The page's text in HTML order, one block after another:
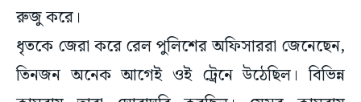
রুজু করে।
ধৃতকে জেরা করে রেল পুলিশের অফিসাররা জেনেছেন,
তিনজন অনেক আগেই ওই ট্রেনে উঠেছিল। বিভিন্ন